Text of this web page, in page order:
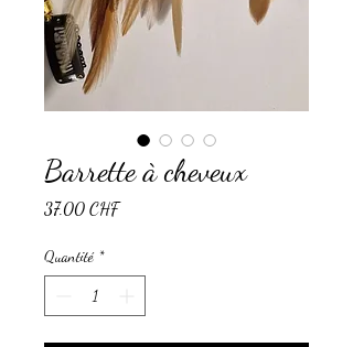
Barrette à cheveux
37.00 CHFPrix
Quantité *